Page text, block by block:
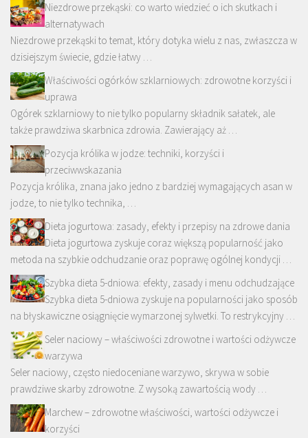
Niezdrowe przekąski: co warto wiedzieć o ich skutkach i
alternatywach
Niezdrowe przekąski to temat, który dotyka wielu z nas, zwłaszcza w
dzisiejszym świecie, gdzie łatwy …
Właściwości ogórków szklarniowych: zdrowotne korzyści i
uprawa
Ogórek szklarniowy to nie tylko popularny składnik sałatek, ale
także prawdziwa skarbnica zdrowia. Zawierający aż …
Pozycja królika w jodze: techniki, korzyści i
przeciwwskazania
Pozycja królika, znana jako jedno z bardziej wymagających asan w
jodze, to nie tylko technika, …
Dieta jogurtowa: zasady, efekty i przepisy na zdrowe dania
Dieta jogurtowa zyskuje coraz większą popularność jako
metoda na szybkie odchudzanie oraz poprawę ogólnej kondycji …
Szybka dieta 5-dniowa: efekty, zasady i menu odchudzające
Szybka dieta 5-dniowa zyskuje na popularności jako sposób
na błyskawiczne osiągnięcie wymarzonej sylwetki. To restrykcyjny …
Seler naciowy – właściwości zdrowotne i wartości odżywcze
warzywa
Seler naciowy, często niedoceniane warzywo, skrywa w sobie
prawdziwe skarby zdrowotne. Z wysoką zawartością wody …
Marchew – zdrowotne właściwości, wartości odżywcze i
korzyści